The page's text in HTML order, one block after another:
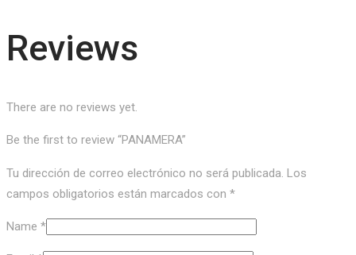
Reviews
There are no reviews yet.
Be the first to review “PANAMERA”
Tu dirección de correo electrónico no será publicada. Los
campos obligatorios están marcados con *
Name *